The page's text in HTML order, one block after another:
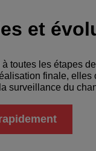
et
toutes les étapes
finale,
surveillance du